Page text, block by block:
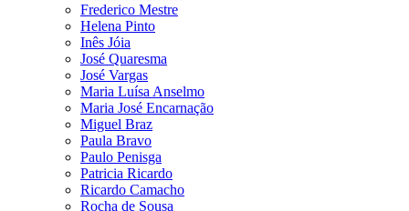
Frederico Mestre
Helena Pinto
Inês Jóia
José Quaresma
José Vargas
Maria Luísa Anselmo
Maria José Encarnação
Miguel Braz
Paula Bravo
Paulo Penisga
Patricia Ricardo
Ricardo Camacho
Rocha de Sousa